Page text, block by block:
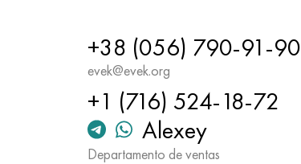
+38 (056) 790-91-90
evek@evek.org
+1 (716) 524-18-72
Alexey
Departamento de ventas